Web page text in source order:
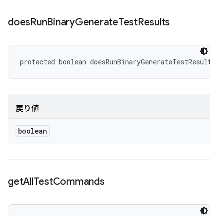
doesRunBinaryGenerateTestResults
protected boolean
戻り値
boolean
getAllTestCommands